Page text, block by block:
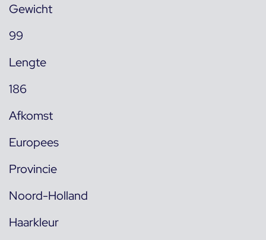
Gewicht
99
Lengte
186
Afkomst
Europees
Provincie
Noord-Holland
Haarkleur